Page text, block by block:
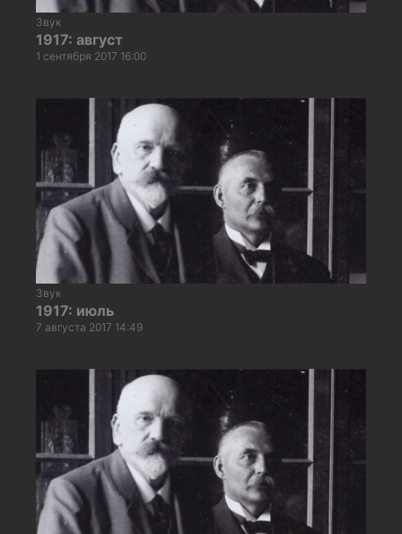
Звук
1917: август
1 сентября 2017 16:00
Звук
1917: июль
7 августа 2017 14:49